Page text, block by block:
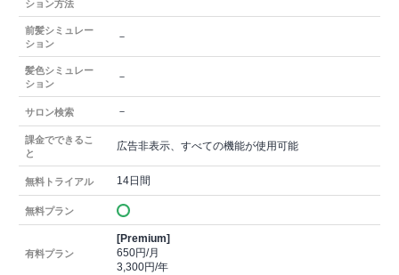
ション方法
前髪シミュレー
ション
－
髪色シミュレー
ション
－
サロン検索 －
課金でできるこ
と
広告非表示、すべての機能が使用可能
無料トライアル 14日間
無料プラン
有料プラン
[Premium]
650円/月
3,300円/年